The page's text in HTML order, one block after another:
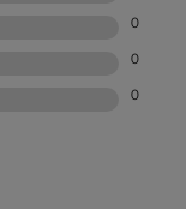
0
0
0